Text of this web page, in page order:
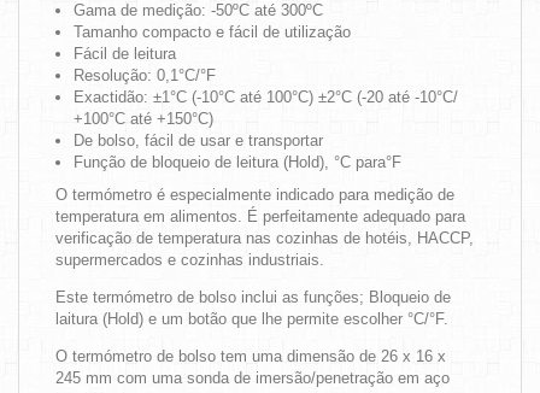
Gama de medição: -50ºC até 300ºC
Tamanho compacto e fácil de utilização
Fácil de leitura
Resolução: 0,1°C/°F
Exactidão: ±1°C (-10°C até 100°C) ±2°C (-20 até -10°C/
+100°C até +150°C)
De bolso, fácil de usar e transportar
Função de bloqueio de leitura (Hold), °C para°F
O termómetro é especialmente indicado para medição de
temperatura em alimentos. É perfeitamente adequado para
verificação de temperatura nas cozinhas de hotéis, HACCP,
supermercados e cozinhas industriais.
Este termómetro de bolso inclui as funções; Bloqueio de
laitura (Hold) e um botão que lhe permite escolher °C/°F.
O termómetro de bolso tem uma dimensão de 26 x 16 x
245 mm com uma sonda de imersão/penetração em aço